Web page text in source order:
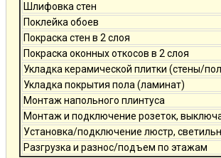
Шлифовка стен
Поклейка обоев
Покраска стен в 2 слоя
Покраска оконных откосов в 2 слоя
Укладка керамической плитки (стены/
Укладка покрытия пола (ламинат)
Монтаж напольного плинтуса
Монтаж и подключение розеток,
Установка/подключение люстр,
Разгрузка и разнос/подъем по этажам